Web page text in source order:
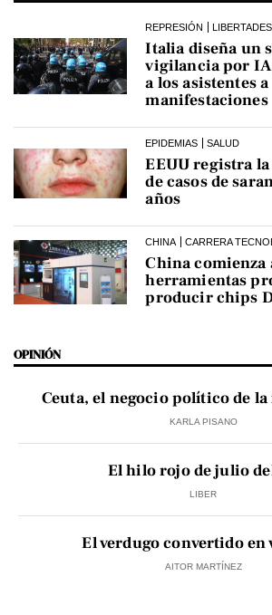
REPRESIÓN
Italia diseña un
vigilancia por
a los asistentes a
manifestaciones
EPIDEMIAS SALUD
EEUU registra
de casos de
años
CHINA CARRERA
China comienza
herramientas
producir chips
OPINIÓN
Ceuta, el negocio político de
KARLA PISANO
El hilo rojo de julio
LIBER
El verdugo convertido
AITOR MARTÍNEZ